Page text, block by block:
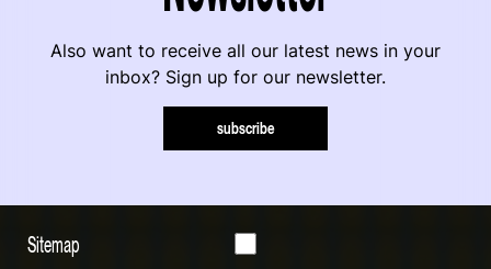
Also want to receive all our latest news in your
inbox? Sign up for our newsletter.
subscribe
Sitemap